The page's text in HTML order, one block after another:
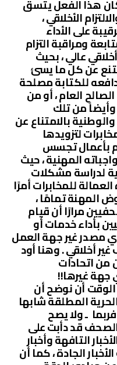
هذا الفعل يتسق
الأخلاقي ،
على الأداء
ومراقبة التزام
عالي ، بحيث
عن كل ما يسئ
للكتابة مصلحة
العام ، أو من
من تلك
والوطنية بالامتناع عن
لتزويدها
بأعمال تجسس
المهنية ، حيث
لدراسة مشكلات
هذه العمالة للمخابرات أمرًا
المهنة تمامًا ،
مرارًا أن قيام
بأداء خدمات أو
مصدر غير جهة العمل
أخلاقي . وهنا أود
من اتحادات
غيرها!!
أن نوضح أن
المطلقة شابها
ـ ولا يصح
قد دأبت على
التافهة وأخبار
الجادة ، كما أن